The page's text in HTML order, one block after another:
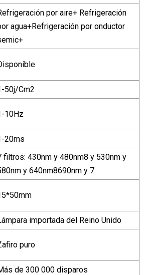
por aire+ Refrigeración
agua+Refrigeración por onductor
50j/Cm2
10Hz
20ms
filtros: 430nm y 480nm8 y 530nm y
y 640nm8690nm y 7
importada del Reino Unido
puro
de 300 000 disparos